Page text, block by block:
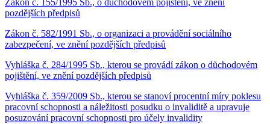
Zákon č. 155/1995 Sb., o důchodovém pojištění, ve znění
pozdějších předpisů
Zákon č. 582/1991 Sb., o organizaci a provádění sociálního
zabezpečení, ve znění pozdějších předpisů
Vyhláška č. 284/1995 Sb., kterou se provádí zákon o důchodovém
pojištění, ve znění pozdějších předpisů
Vyhláška č. 359/2009 Sb., kterou se stanoví procentní míry poklesu
pracovní schopnosti a náležitosti posudku o invaliditě a upravuje
posuzování pracovní schopnosti pro účely invalidity